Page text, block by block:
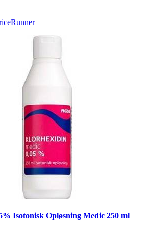
Isotonisk Opløsning Medic 250 ml